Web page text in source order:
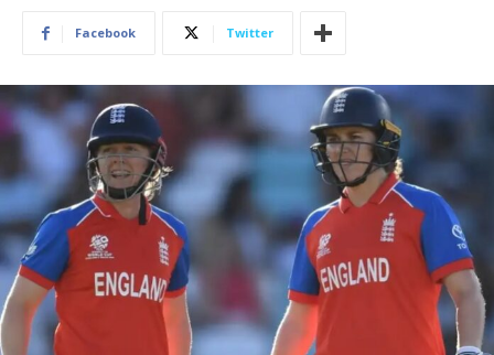
Facebook Twitter